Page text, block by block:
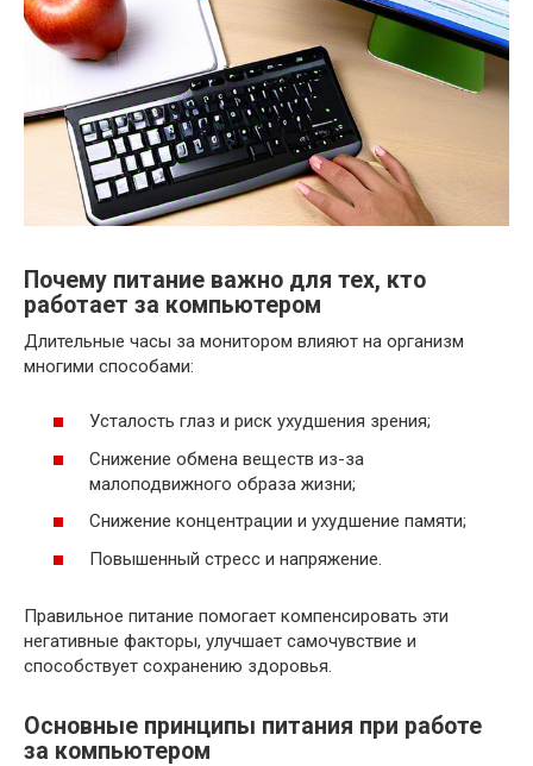
Почему питание важно для тех, кто
работает за компьютером
Длительные часы за монитором влияют на организм
многими способами:
Усталость глаз и риск ухудшения зрения;
Снижение обмена веществ из-за
малоподвижного образа жизни;
Снижение концентрации и ухудшение памяти;
Повышенный стресс и напряжение.
Правильное питание помогает компенсировать эти
негативные факторы, улучшает самочувствие и
способствует сохранению здоровья.
Основные принципы питания при работе
за компьютером